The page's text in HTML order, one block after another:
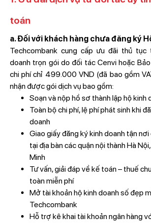
toán
a. Đối với khách hàng chưa đăng ký
Techcombank cung cấp ưu đãi thủ tục
doanh trọn gói do đối tác Cenvi hoặc
chi phí chỉ 499.000 VND (đã bao gồm
nhận được gói dịch vụ bao gồm:
Soạn và nộp hồ sơ thành lập hộ kinh
Toàn bộ chi phí, lệ phí phát sinh khi
doanh
Giao giấy đăng ký kinh doanh tận
tại địa bàn các quận nội thành Hà
Minh
Tư vấn, giải đáp về kế toán – thuế
toàn miễn phí
Mở tài khoản hộ kinh doanh số đẹp
Techcombank
Hỗ trợ kê khai tài khoản ngân hàng